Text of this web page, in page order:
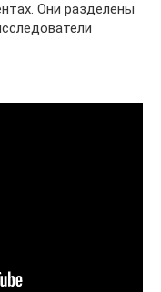
Они разделены